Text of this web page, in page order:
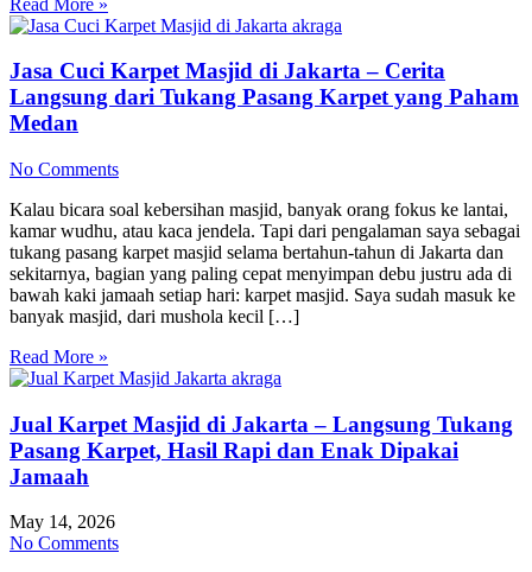
Jasa Cuci Karpet Masjid di Jakarta – Cerita
Langsung dari Tukang Pasang Karpet yang Paham
Medan
No Comments
Kalau bicara soal kebersihan masjid, banyak orang fokus ke lantai,
kamar wudhu, atau kaca jendela. Tapi dari pengalaman saya sebagai
tukang pasang karpet masjid selama bertahun-tahun di Jakarta dan
sekitarnya, bagian yang paling cepat menyimpan debu justru ada di
bawah kaki jamaah setiap hari: karpet masjid. Saya sudah masuk ke
banyak masjid, dari mushola kecil […]
Read More »
Jual Karpet Masjid di Jakarta – Langsung Tukang
Pasang Karpet, Hasil Rapi dan Enak Dipakai
Jamaah
May 14, 2026
No Comments